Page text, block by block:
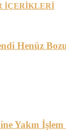
İÇERİKLERİ
Henüz
Yakın